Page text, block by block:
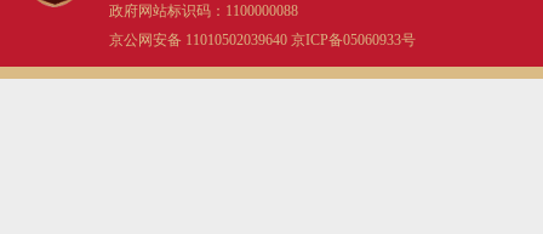
政府网站标识码：1100000088
京公网安备 11010502039640 京ICP备05060933号